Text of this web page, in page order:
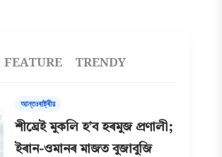
FEATURE TRENDY
আন্তঃৰাষ্ট্ৰীয়
শীঘ্ৰেই মুকলি হ’ব হৰমুজ প্রণালী;
ইৰান-ওমানৰ মাজত বুজাবুজি